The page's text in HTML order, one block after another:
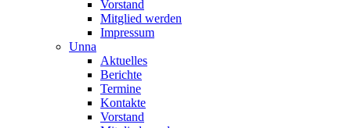
Vorstand
Mitglied werden
Impressum
Unna
Aktuelles
Berichte
Termine
Kontakte
Vorstand